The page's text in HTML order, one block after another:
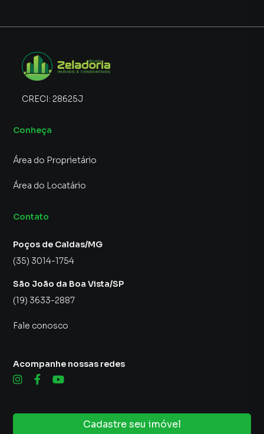
CRECI: 28625J
Conheça
Área do Proprietário
Área do Locatário
Contato
Poços de Caldas/MG
(35) 3014-1754
São João da Boa Vista/SP
(19) 3633-2887
Fale conosco
Cadastre seu imóvel
Acompanhe nossas redes